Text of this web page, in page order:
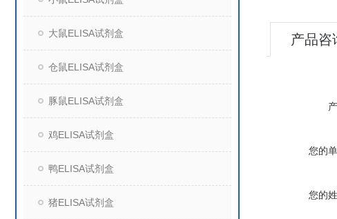
大鼠ELISA试剂盒
仓鼠ELISA试剂盒
豚鼠ELISA试剂盒
鸡ELISA试剂盒
鸭ELISA试剂盒
猪ELISA试剂盒
产品咨
您的
您的